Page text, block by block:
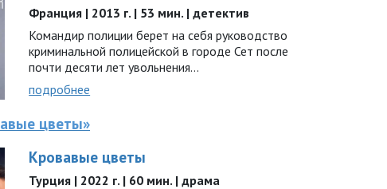
Франция | 2013 г. | 53 мин. | детектив
Командир полиции берет на себя руководство
криминальной полицейской в городе Сет после
почти десяти лет увольнения…
подробнее
цветы»
Кровавые цветы
Турция | 2022 г. | 60 мин. | драма